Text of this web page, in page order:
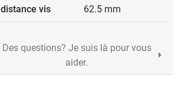
distance vis 62.5 mm
Des questions? Je suis là pour vous
aider.